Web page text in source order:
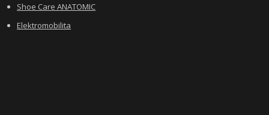
Shoe Care ANATOMIC
Elektromobilita